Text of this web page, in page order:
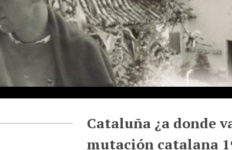
Cataluña ¿a donde
mutación catalana